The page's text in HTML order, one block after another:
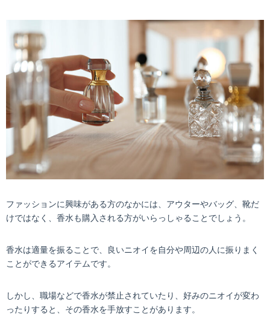
ファッションに興味がある方のなかには、アウターやバッグ、靴だ
けではなく、香水も購入される方がいらっしゃることでしょう。
香水は適量を振ることで、良いニオイを自分や周辺の人に振りまく
ことができるアイテムです。
しかし、職場などで香水が禁止されていたり、好みのニオイが変わ
ったりすると、その香水を手放すことがあります。